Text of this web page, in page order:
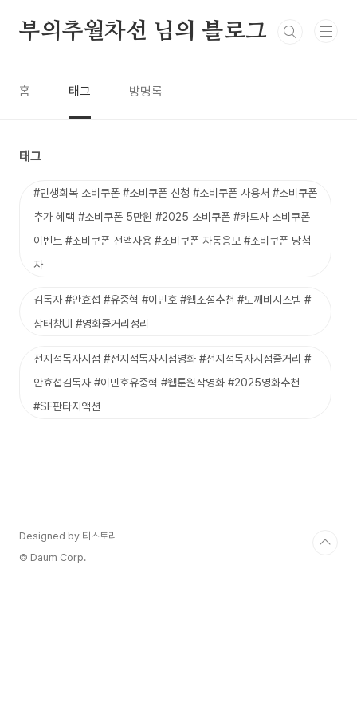
부의추월차선 님의 블로그
홈 태그 방명록
태그
#민생회복 소비쿠폰 #소비쿠폰 신청 #소비쿠폰 사용처 #소비쿠폰
추가 혜택 #소비쿠폰 5만원 #2025 소비쿠폰 #카드사 소비쿠폰
이벤트 #소비쿠폰 전액사용 #소비쿠폰 자동응모 #소비쿠폰 당첨
자
김독자 #안효섭 #유중혁 #이민호 #웹소설추천 #도깨비시스템 #
상태창UI #영화줄거리정리
전지적독자시점 #전지적독자시점영화 #전지적독자시점줄거리 #
안효섭김독자 #이민호유중혁 #웹툰원작영화 #2025영화추천
#SF판타지액션
Designed by 티스토리
© Daum Corp.